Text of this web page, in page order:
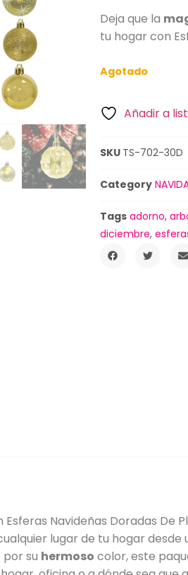
Deja que la
tu hogar con
Agotado
Añadir a
SKU TS-702-30D
Category
Tags adorno,
diciembre,
Navideñas Doradas De
lugar de tu hogar desde
por su hermoso color, este